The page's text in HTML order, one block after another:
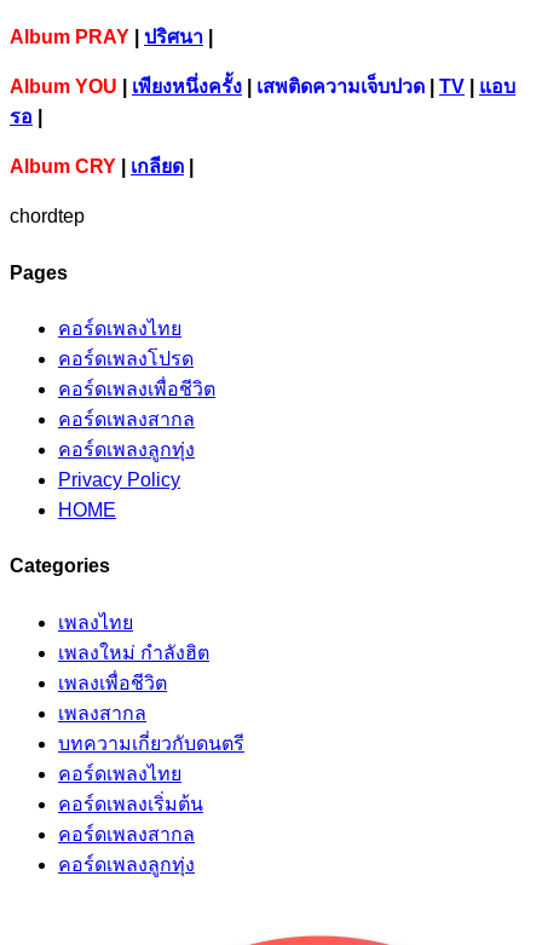
Album PRAY ปริศนา
Album YOU เพียงหนึ่งครั้ง เสพติดความเจ็บปวด TV
แอบ
รอ
Album CRY เกลียด
chordtep
Pages
คอร์ดเพลงไทย
คอร์ดเพลงโปรด
คอร์ดเพลงเพื่อชีวิต
คอร์ดเพลงสากล
คอร์ดเพลงลูกทุ่ง
Privacy Policy
HOME
Categories
เพลงไทย
เพลงใหม่ กำลังฮิต
เพลงเพื่อชีวิต
เพลงสากล
บทความเกี่ยวกับดนตรี
คอร์ดเพลงไทย
คอร์ดเพลงเริ่มต้น
คอร์ดเพลงสากล
คอร์ดเพลงลูกทุ่ง